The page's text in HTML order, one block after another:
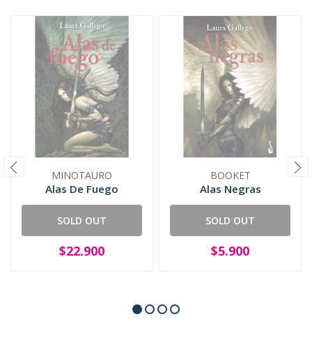
MINOTAURO
Alas De Fuego
SOLD OUT
$22.900
BOOKET
Alas Negras
SOLD OUT
$5.900